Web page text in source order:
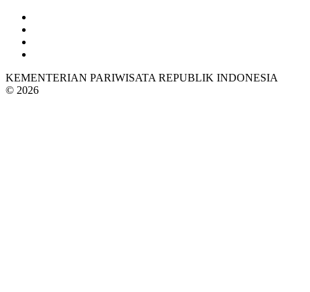
KEMENTERIAN PARIWISATA REPUBLIK INDONESIA
© 2026